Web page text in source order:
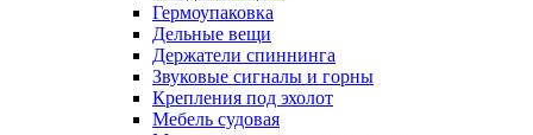
Гермоупаковка
Дельные вещи
Держатели спиннинга
Звуковые сигналы и горны
Крепления под эхолот
Мебель судовая